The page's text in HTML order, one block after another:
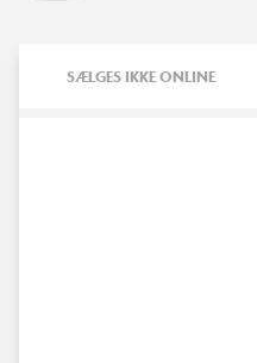
SÆLGES IKKE ONLINE